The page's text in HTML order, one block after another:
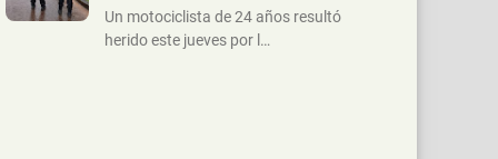
Un motociclista de 24 años resultó
herido este jueves por l…